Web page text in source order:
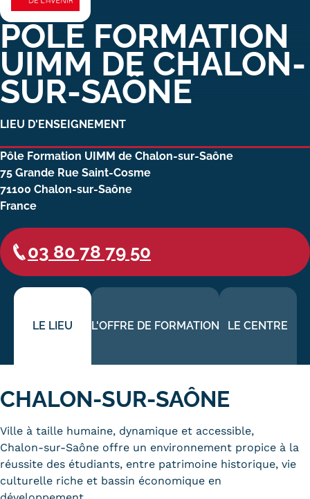
Carte lieux et centres Cnam en
BFC
Nos centres administratifs
Quoi de neuf au Cnam BFC?
Actualités
Agenda
Revue de presse
Contacts services
Formulaire de contact
Formations
Trouver votre formation
OFFRE NATIONALE
Équivalences, passerelles et
suites de parcours
PÔLE FORMATION
UIMM DE CHALON-
SUR-SAÔNE
LIEU D'ENSEIGNEMENT
Pôle Formation UIMM de Chalon-sur-Saône
75 Grande Rue Saint-Cosme
71100 Chalon-sur-Saône
France
03 80 78 79 50
LE LIEU L'OFFRE DE FORMATION LE CENTRE
CHALON-SUR-SAÔNE
Ville à taille humaine, dynamique et accessible,
Chalon-sur-Saône offre un environnement propice à la
réussite des étudiants, entre patrimoine historique, vie
culturelle riche et bassin économique en